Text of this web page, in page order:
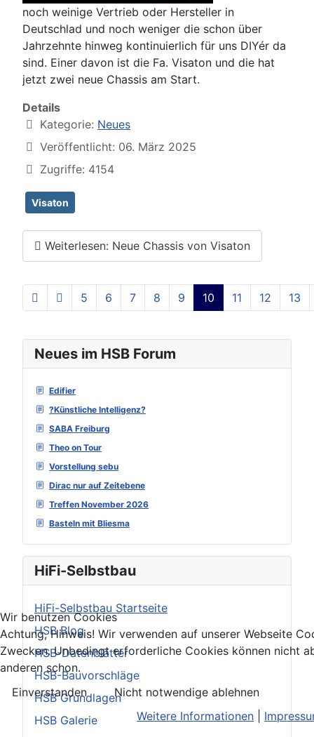
Neues im HSB Forum
Edifier
?Künstliche Intelligenz?
SABA Freiburg
Theo on Tour
Vorstellung sebu
Dirac nur auf Zeitebene
Treffen November 2026
Basteln mit Bliesma
HiFi-Selbstbau
HiFi-Selbstbau Startseite
HSB Blog
HSB-Datenblätter
HSB-Bauvorschläge
HSB Grundlagen
HSB Galerie
noch weinige Vertrieb oder Hersteller in
Deutschlad und noch weniger die schon über
Jahrzehnte hinweg kontinuierlich für uns DIYér da
sind. Einer davon ist die Fa. Visaton und die hat
jetzt zwei neue Chassis am Start.
Details
Kategorie: Neues
Veröffentlicht: 06. März 2025
Zugriffe: 4154
Visaton
Weiterlesen: Neue Chassis von Visaton
Seite 10 von 129
5 6 7 8 9 10 11 12 13
Wir benutzen Cookies
Achtung, Hinweis! Wir verwenden auf unserer Webseite
Zwecken. Unbedingt erforderliche Cookies können nicht
anderen schon.
Einverstanden
Nicht notwendige ablehnen
Weitere Informationen